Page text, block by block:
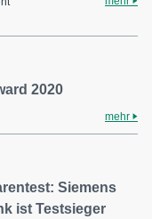
2020
mehr
Siemens
ist Testsieger